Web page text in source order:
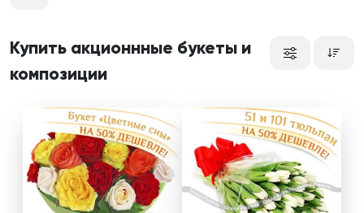
Купить акционнные букеты и
композиции